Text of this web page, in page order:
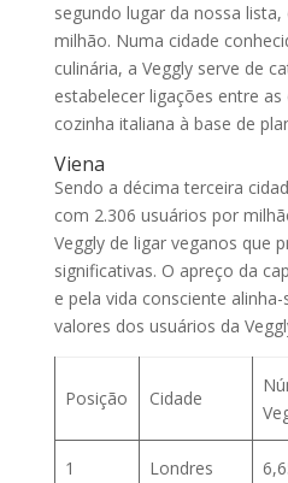
segundo lugar da nossa
milhão. Numa cidade
culinária, a Veggly serve de
estabelecer ligações entre
cozinha italiana à base de
Viena
Sendo a décima terceira
com 2.306 usuários por
Veggly de ligar veganos que
significativas. O apreço da
e pela vida consciente
valores dos usuários da
Posição Cidade
1 Londres